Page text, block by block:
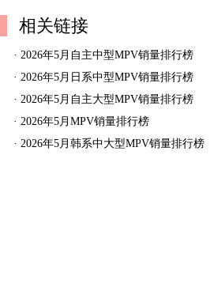
相关链接
· 2026年5月自主中型MPV销量排行榜
· 2026年5月日系中型MPV销量排行榜
· 2026年5月自主大型MPV销量排行榜
· 2026年5月MPV销量排行榜
· 2026年5月韩系中大型MPV销量排行榜